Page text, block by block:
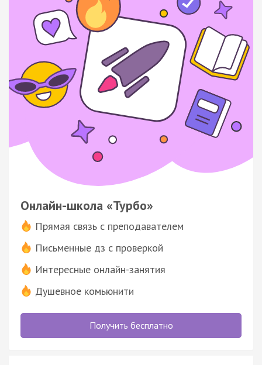
Онлайн-школа «Турбо»
Прямая связь с преподавателем
Письменные дз с проверкой
Интересные онлайн-занятия
Душевное комьюнити
Получить бесплатно